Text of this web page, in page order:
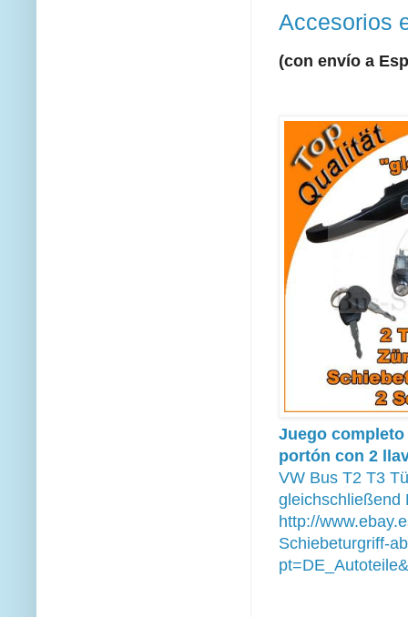
Accesorios
(con envío a
Juego
portón con 2
VW Bus T2 T3
gleichschließend
http://
Schiebeturgriff-